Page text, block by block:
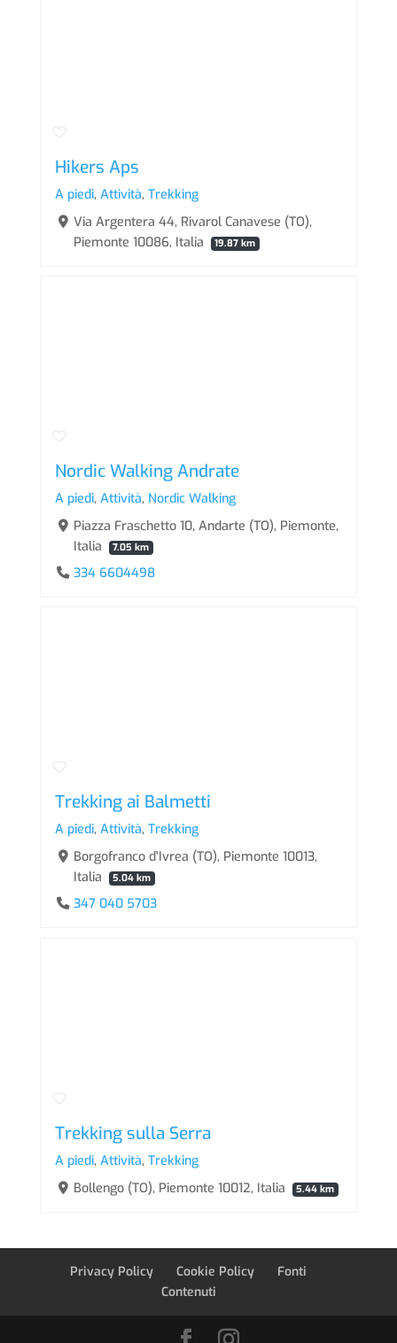
Hikers Aps
A piedi, Attività, Trekking
Via Argentera 44, Rivarol Canavese (TO),
Piemonte 10086, Italia
19.87 km
Nordic Walking Andrate
A piedi, Attività, Nordic Walking
Piazza Fraschetto 10, Andarte (TO), Piemonte,
Italia
7.05 km
334 6604498
Trekking ai Balmetti
A piedi, Attività, Trekking
Borgofranco d'Ivrea (TO), Piemonte 10013,
Italia
5.04 km
347 040 5703
Trekking sulla Serra
A piedi, Attività, Trekking
Bollengo (TO), Piemonte 10012, Italia
5.44 km
Privacy Policy Cookie Policy
Fonti
Contenuti